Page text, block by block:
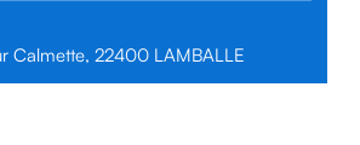
Calmette, 22400 LAMBALLE